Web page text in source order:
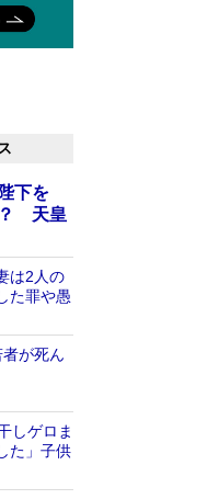
下を
？ 天皇
は2人の
た罪や愚
が死ん
しゲロま
た」子供